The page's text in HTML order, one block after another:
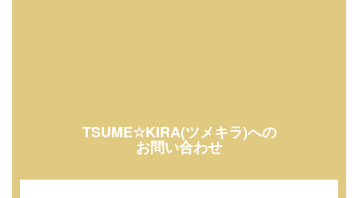
TSUME☆KIRA(ツメキラ)への
お問い合わせ